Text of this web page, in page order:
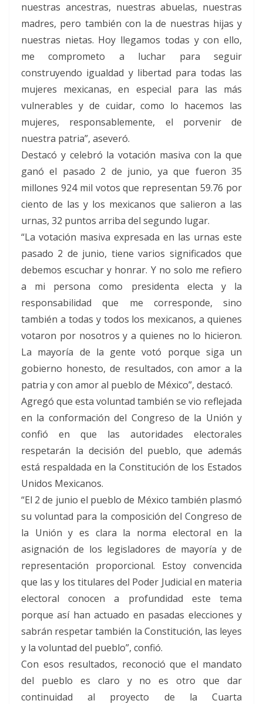
nuestras ancestras, nuestras abuelas, nuestras
madres, pero también con la de nuestras hijas y
nuestras nietas. Hoy llegamos todas y con ello,
me comprometo a luchar para seguir
construyendo igualdad y libertad para todas las
mujeres mexicanas, en especial para las más
vulnerables y de cuidar, como lo hacemos las
mujeres, responsablemente, el porvenir de
nuestra patria”, aseveró.
Destacó y celebró la votación masiva con la que
ganó el pasado 2 de junio, ya que fueron 35
millones 924 mil votos que representan 59.76 por
ciento de las y los mexicanos que salieron a las
urnas, 32 puntos arriba del segundo lugar.
“La votación masiva expresada en las urnas este
pasado 2 de junio, tiene varios significados que
debemos escuchar y honrar. Y no solo me refiero
a mi persona como presidenta electa y la
responsabilidad que me corresponde, sino
también a todas y todos los mexicanos, a quienes
votaron por nosotros y a quienes no lo hicieron.
La mayoría de la gente votó porque siga un
gobierno honesto, de resultados, con amor a la
patria y con amor al pueblo de México”, destacó.
Agregó que esta voluntad también se vio reflejada
en la conformación del Congreso de la Unión y
confió en que las autoridades electorales
respetarán la decisión del pueblo, que además
está respaldada en la Constitución de los Estados
Unidos Mexicanos.
“El 2 de junio el pueblo de México también plasmó
su voluntad para la composición del Congreso de
la Unión y es clara la norma electoral en la
asignación de los legisladores de mayoría y de
representación proporcional. Estoy convencida
que las y los titulares del Poder Judicial en materia
electoral conocen a profundidad este tema
porque así han actuado en pasadas elecciones y
sabrán respetar también la Constitución, las leyes
y la voluntad del pueblo”, confió.
Con esos resultados, reconoció que el mandato
del pueblo es claro y no es otro que dar
continuidad al proyecto de la Cuarta